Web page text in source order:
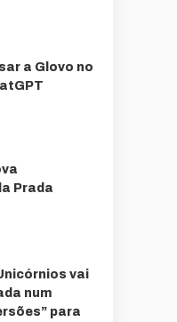
a Glovo no
Prada
vai
num
para